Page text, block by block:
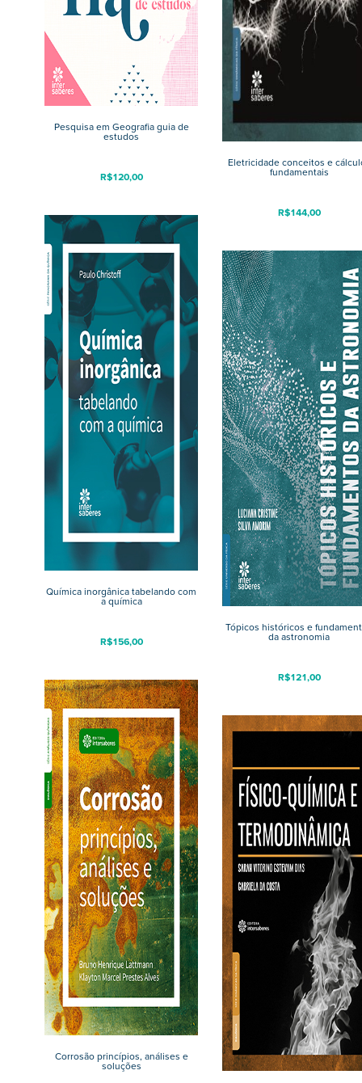
Pesquisa em Geografia guia de
estudos
R$120,00
Eletricidade conceitos e
fundamentais
R$144,00
Química inorgânica tabelando com
a química
R$156,00
Tópicos históricos e
da astronomia
R$121,00
Corrosão princípios, análises e
soluções